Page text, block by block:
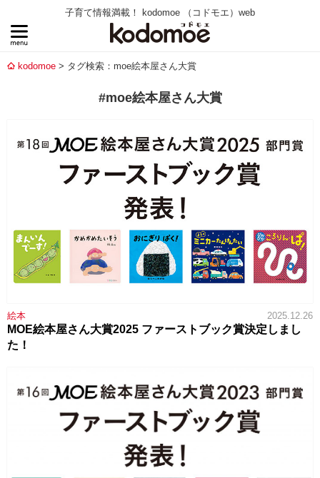
子育て情報満載！ kodomoe （コドモエ）web
kodomoe タグ検索：moe絵本屋さん大賞
#moe絵本屋さん大賞
絵本 2025.12.26
MOE絵本屋さん大賞2025 ファーストブック賞決定しまし
た！